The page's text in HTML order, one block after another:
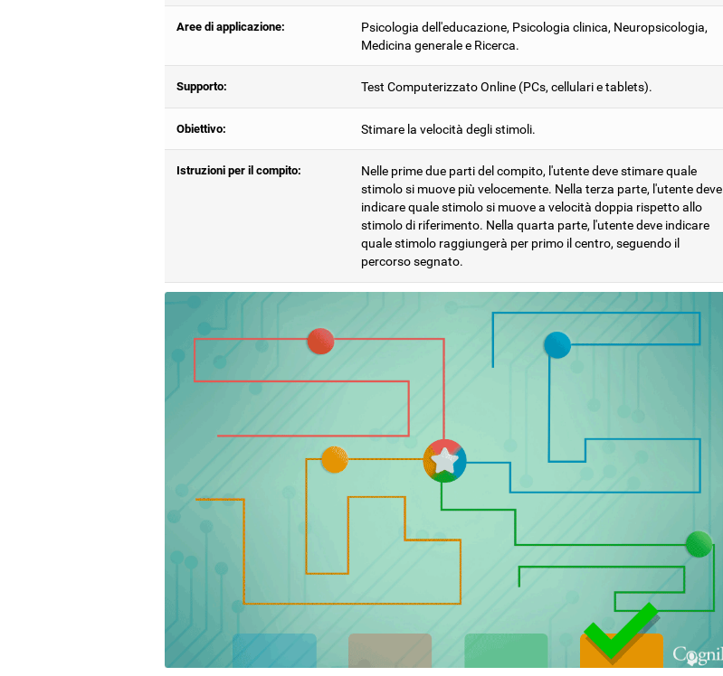
Aree di applicazione:
Psicologia dell'educazione, Psicologia clinica, Neuropsicologia,
Medicina generale e Ricerca.
Supporto: Test Computerizzato Online (PCs, cellulari e tablets).
Obiettivo: Stimare la velocità degli stimoli.
Istruzioni per il compito:
Nelle prime due parti del compito, l'utente deve stimare quale
stimolo si muove più velocemente. Nella terza parte, l'utente deve
indicare quale stimolo si muove a velocità doppia rispetto allo
stimolo di riferimento. Nella quarta parte, l'utente deve indicare
quale stimolo raggiungerà per primo il centro, seguendo il
percorso segnato.